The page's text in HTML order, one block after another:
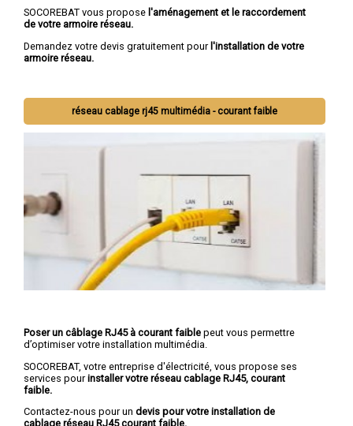
SOCOREBAT vous propose l'aménagement et le raccordement
de votre armoire réseau.
Demandez votre devis gratuitement pourl'installation de votre
armoire réseau.
réseau cablage rj45 multimédia - courant faible
Poser un câblage RJ45 à courant faible peut vous permettre
d’optimiser votre installation multimédia.
SOCOREBAT, votre entreprise d'électricité, vous propose ses
services pourinstaller votre réseau cablage RJ45, courant
faible.
Contactez-nous pour un devis pour votre installation de
cablage réseau RJ45 courant faible.